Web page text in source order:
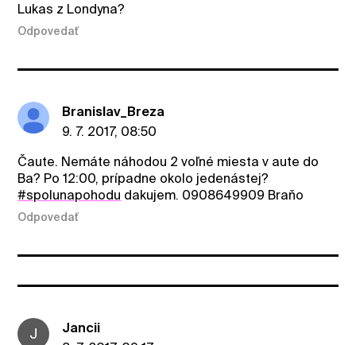
Lukas z Londyna?
Odpovedať
Branislav_Breza
9. 7. 2017, 08:50
Čaute. Nemáte náhodou 2 voľné miesta v aute do
Ba? Po 12:00, prípadne okolo jedenástej?
#spolunapohodu dakujem. 0908649909 Braňo
Odpovedať
J
Jancii